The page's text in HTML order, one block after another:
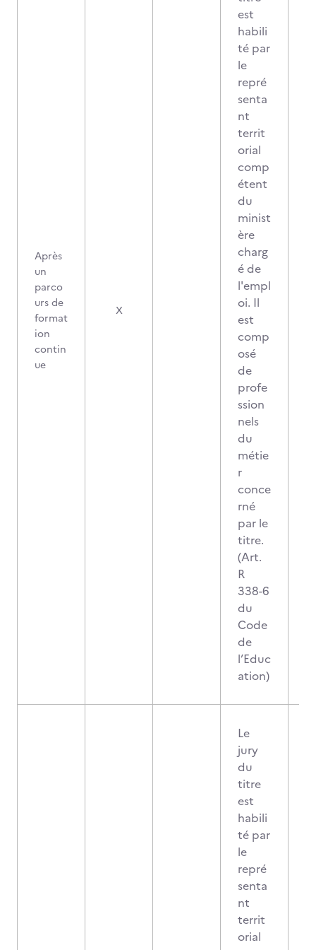
Après
un
parco
urs de
format
ion
contin
ue
X
est
habili
té par
le
repré
senta
nt
territ
orial
comp
étent
du
minist
ère
charg
é de
l'empl
oi. Il
est
comp
osé
de
profe
ssion
nels
du
métie
r
conce
rné
par le
titre.
(Art.
R
338-6
du
Code
de
l’Educ
ation)
Le
jury
du
titre
est
habili
té par
le
repré
senta
nt
territ
orial